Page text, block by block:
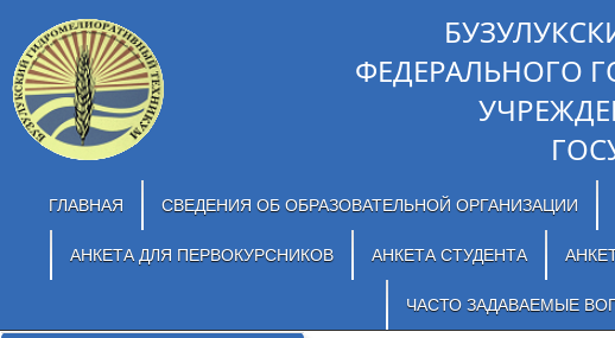
ФЕДЕРАЛЬНОГО
ГЛАВНАЯ СВЕДЕНИЯ ОБ ОБРАЗОВАТЕЛЬНОЙ ОРГАНИЗАЦИИ
АНКЕТА ДЛЯ ПЕРВОКУРСНИКОВ АНКЕТА СТУДЕНТА
ЧАСТО ЗАДАВАЕМЫЕ